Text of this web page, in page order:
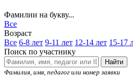
Фамилии на букву...
Все
Возраст
Все 6-8 лет 9-11 лет 12-14 лет 15-17
Поиск по участнику
Найти
Фамилия, имя, педагог или номер заявки